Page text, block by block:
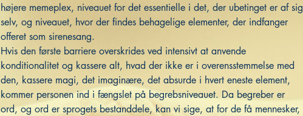
højere memeplex, niveauet for det essentielle i det, der ubetinget er af sig
selv, og niveauet, hvor der findes behagelige elementer, der indfanger
offeret som sirenesang.
Hvis den første barriere overskrides ved intensivt at anvende
konditionalitet og kassere alt, hvad der ikke er i overensstemmelse med
den, kassere magi, det imaginære, det absurde i hvert eneste element,
kommer personen ind i fængslet på begrebsniveauet. Da begreber er
ord, og ord er sprogets bestanddele, kan vi sige, at for de få mennesker,